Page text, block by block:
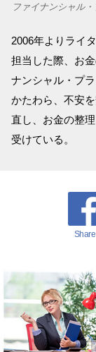
ファイナンシャル
2006年よりライ
担当した際、お
ナンシャル・プ
かたわら、不安
直し、お金の整
受けている。
Share